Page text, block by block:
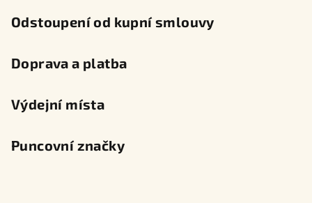
Odstoupení od kupní smlouvy
Doprava a platba
Výdejní místa
Puncovní značky